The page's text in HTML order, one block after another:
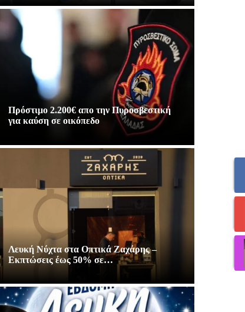
Πρόστιμο 2.200€ απο την Πυροσβεστική
για καύση σε οικόπεδο
Λευκή Νύχτα στα Οπτικά Ζαχάρης –
Εκπτώσεις έως 50% σε…